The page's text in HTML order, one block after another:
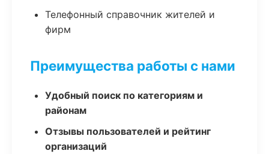
Телефонный справочник жителей и
фирм
Преимущества работы с нами
Удобный поиск по категориям и
районам
Отзывы пользователей и рейтинг
организаций